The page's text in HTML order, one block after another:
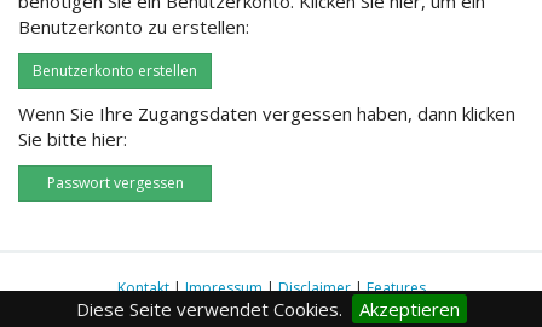
Diese Seite verwendet Cookies. Akzeptieren
Benutzerkonto zu erstellen:
Benutzerkonto erstellen
Wenn Sie Ihre Zugangsdaten vergessen haben, dann klicken
Sie bitte hier:
Passwort vergessen
Kontakt|Impressum|Disclaimer|Features